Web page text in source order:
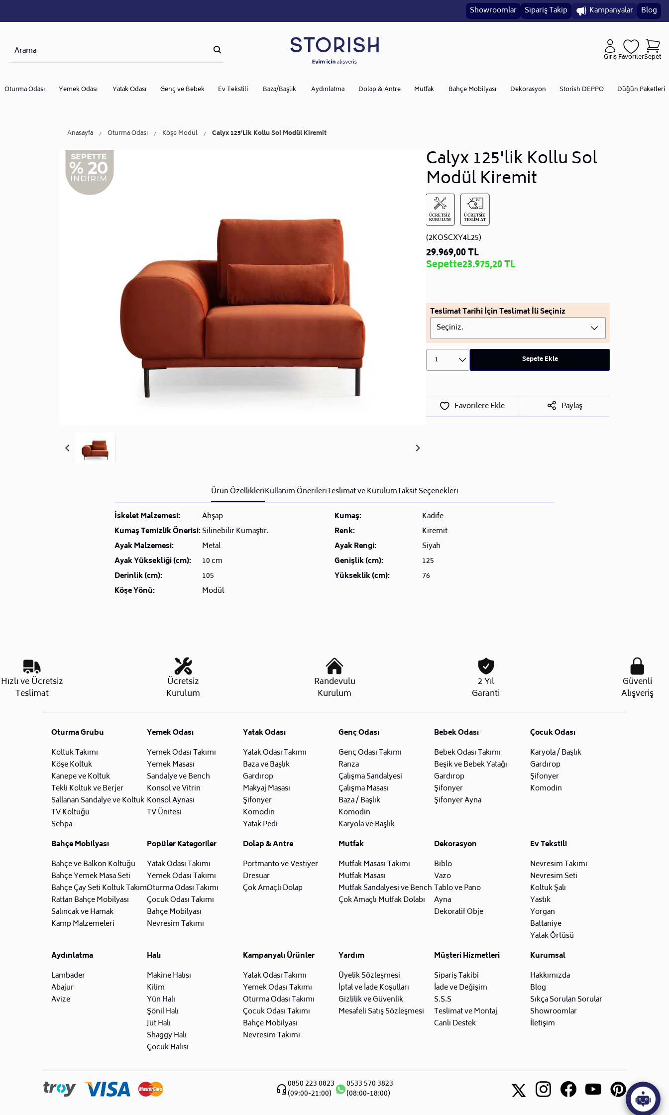
Showroomlar Sipariş Takip Kampanyalar Blog
GirişFavorilerSepet
Oturma Odası Yemek Odası Yatak Odası Genç ve Bebek Ev Tekstili Baza/Başlık Aydınlatma Dolap & Antre Mutfak Bahçe Mobilyası Dekorasyon Storish DEPPO Düğün Paketleri
Anasayfa Oturma Odası Köşe Modül Calyx 125'lik Kollu Sol Modül Kiremit
Calyx 125'lik Kollu Sol
Modül Kiremit
(2KOSCXY4L25)
29.969,00 TL
Sepette23.975,20 TL
Teslimat Tarihi İçin Teslimat İli Seçiniz
Seçiniz.
1 Sepete Ekle
Favorilere Ekle Paylaş
Ürün ÖzellikleriKullanım ÖnerileriTeslimat ve KurulumTaksit Seçenekleri
İskelet Malzemesi:
Ahşap Kumaş:
Kadife
Kumaş Temizlik Önerisi:Silinebilir Kumaştır. Renk:
Kiremit
Ayak Malzemesi:
Metal Ayak Rengi:
Siyah
Ayak Yüksekliği (cm):
10 cm Genişlik (cm):
125
Derinlik (cm):
105 Yükseklik (cm):
76
Köşe Yönü:
Modül
Hızlı ve Ücretsiz
Teslimat
Ücretsiz
Kurulum
Randevulu
Kurulum
2 Yıl
Garanti
Güvenli
Alışveriş
Oturma Grubu
Koltuk Takımı
Köşe Koltuk
Kanepe ve Koltuk
Tekli Koltuk ve Berjer
Sallanan Sandalye ve Koltuk
TV Koltuğu
Sehpa
Yemek Odası
Yemek Odası Takımı
Yemek Masası
Sandalye ve Bench
Konsol ve Vitrin
Konsol Aynası
TV Ünitesi
Yatak Odası
Yatak Odası Takımı
Baza ve Başlık
Gardırop
Makyaj Masası
Şifonyer
Komodin
Yatak Pedi
Genç Odası
Genç Odası Takımı
Ranza
Çalışma Sandalyesi
Çalışma Masası
Baza / Başlık
Komodin
Karyola ve Başlık
Bebek Odası
Bebek Odası Takımı
Beşik ve Bebek Yatağı
Gardırop
Şifonyer
Şifonyer Ayna
Çocuk Odası
Karyola / Başlık
Gardırop
Şifonyer
Komodin
Bahçe Mobilyası
Bahçe ve Balkon Koltuğu
Bahçe Yemek Masa Seti
Bahçe Çay Seti Koltuk Takımı
Rattan Bahçe Mobilyası
Salıncak ve Hamak
Kamp Malzemeleri
Popüler Kategoriler
Yatak Odası Takımı
Yemek Odası Takımı
Oturma Odası Takımı
Çocuk Odası Takımı
Bahçe Mobilyası
Nevresim Takımı
Dolap & Antre
Portmanto ve Vestiyer
Dresuar
Çok Amaçlı Dolap
Mutfak
Mutfak Masası Takımı
Mutfak Masası
Mutfak Sandalyesi ve Bench
Çok Amaçlı Mutfak Dolabı
Dekorasyon
Biblo
Vazo
Tablo ve Pano
Ayna
Dekoratif Obje
Ev Tekstili
Nevresim Takımı
Nevresim Seti
Koltuk Şalı
Yastık
Yorgan
Battaniye
Yatak Örtüsü
Aydınlatma
Lambader
Abajur
Avize
Halı
Makine Halısı
Kilim
Yün Halı
Şönil Halı
Jüt Halı
Shaggy Halı
Çocuk Halısı
Kampanyalı Ürünler
Yatak Odası Takımı
Yemek Odası Takımı
Oturma Odası Takımı
Çocuk Odası Takımı
Bahçe Mobilyası
Nevresim Takımı
Yardım
Üyelik Sözleşmesi
İptal ve İade Koşulları
Gizlilik ve Güvenlik
Mesafeli Satış Sözleşmesi
Müşteri Hizmetleri
Sipariş Takibi
İade ve Değişim
S.S.S
Teslimat ve Montaj
Canlı Destek
Kurumsal
Hakkımızda
Blog
Sıkça Sorulan Sorular
Showroomlar
İletişim
0850 223 0823
(09:00-21:00)
0533 570 3823
(08:00-18:00)